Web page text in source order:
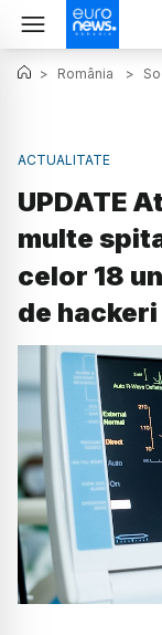
> România >
ACTUALITATE
UPDATE
multe
celor 18
de hackeri